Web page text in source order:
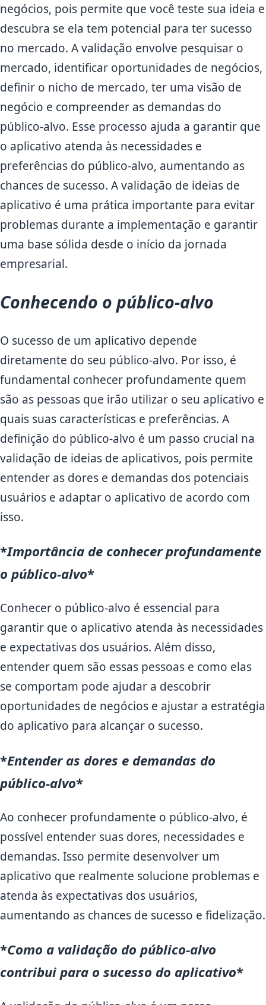
negócios, pois permite que você teste sua ideia e
descubra se ela tem potencial para ter sucesso
no mercado. A validação envolve pesquisar o
mercado, identificar oportunidades de negócios,
definir o nicho de mercado, ter uma visão de
negócio e compreender as demandas do
público-alvo. Esse processo ajuda a garantir que
o aplicativo atenda às necessidades e
preferências do público-alvo, aumentando as
chances de sucesso. A validação de ideias de
aplicativo é uma prática importante para evitar
problemas durante a implementação e garantir
uma base sólida desde o início da jornada
empresarial.
Conhecendo o público-alvo
O sucesso de um aplicativo depende
diretamente do seu público-alvo. Por isso, é
fundamental conhecer profundamente quem
são as pessoas que irão utilizar o seu aplicativo e
quais suas características e preferências. A
definição do público-alvo é um passo crucial na
validação de ideias de aplicativos, pois permite
entender as dores e demandas dos potenciais
usuários e adaptar o aplicativo de acordo com
isso.
*Importância de conhecer profundamente
o público-alvo*
Conhecer o público-alvo é essencial para
garantir que o aplicativo atenda às necessidades
e expectativas dos usuários. Além disso,
entender quem são essas pessoas e como elas
se comportam pode ajudar a descobrir
oportunidades de negócios e ajustar a estratégia
do aplicativo para alcançar o sucesso.
*Entender as dores e demandas do
público-alvo*
Ao conhecer profundamente o público-alvo, é
possível entender suas dores, necessidades e
demandas. Isso permite desenvolver um
aplicativo que realmente solucione problemas e
atenda às expectativas dos usuários,
aumentando as chances de sucesso e fidelização.
*Como a validação do público-alvo
contribui para o sucesso do aplicativo*